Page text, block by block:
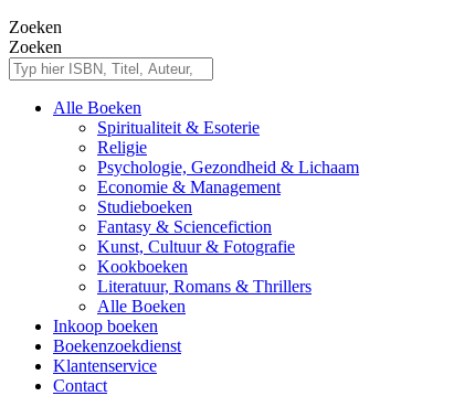
Zoeken
Zoeken
Alle Boeken
Spiritualiteit & Esoterie
Religie
Psychologie, Gezondheid & Lichaam
Economie & Management
Studieboeken
Fantasy & Sciencefiction
Kunst, Cultuur & Fotografie
Kookboeken
Literatuur, Romans & Thrillers
Alle Boeken
Inkoop boeken
Boekenzoekdienst
Klantenservice
Contact